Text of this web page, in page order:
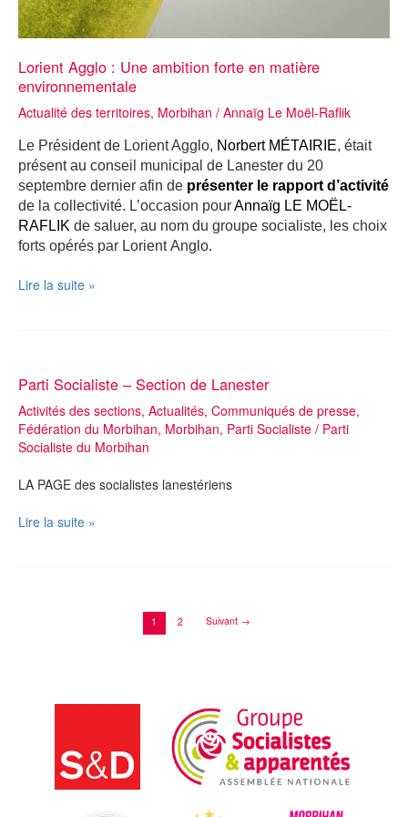
Lorient Agglo : Une ambition forte en matière
environnementale
Actualité des territoires, Morbihan / Annaïg Le Moël-Raflik
Le Président de Lorient Agglo, Norbert MÉTAIRIE, était
présent au conseil municipal de Lanester du 20
septembre dernier afin de présenter le rapport d’activité
de la collectivité. L’occasion pourAnnaïg LE MOËL-
RAFLIK de saluer, au nom du groupe socialiste, les choix
forts opérés par Lorient Anglo.
Lorient
forte
en
matière
environnementale
Lire la suite »
Parti Socialiste – Section de Lanester
Activités des sections, Actualités, Communiqués de presse,
Fédération du Morbihan, Morbihan, Parti Socialiste / Parti
Socialiste du Morbihan
LA PAGE des socialistes lanestériens
Parti
Lire la suite »
1 2 Suivant →